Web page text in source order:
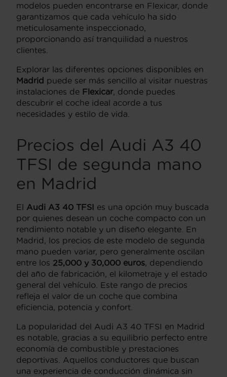
modelos pueden encontrarse en Flexicar, donde
garantizamos que cada vehículo ha sido
meticulosamente inspeccionado,
proporcionando así tranquilidad a nuestros
clientes.
Explorar las diferentes opciones disponibles en
Madrid puede ser más sencillo al visitar nuestras
instalaciones de Flexicar, donde puedes
descubrir el coche ideal acorde a tus
necesidades y estilo de vida.
Precios del Audi A3 40
TFSI de segunda mano
en Madrid
El Audi A3 40 TFSI es una opción muy buscada
por quienes desean un coche compacto con un
rendimiento notable y un diseño elegante. En
Madrid, los precios de este modelo de segunda
mano pueden variar, pero generalmente oscilan
entre los 25,000 y 30,000 euros, dependiendo
del año de fabricación, el kilometraje y el estado
general del vehículo. Este rango de precios
refleja el valor de un coche que combina
eficiencia, potencia y confort.
La popularidad del Audi A3 40 TFSI en Madrid
es notable, gracias a su equilibrio perfecto entre
economía de combustible y prestaciones
deportivas. Aquellos conductores que buscan
una experiencia de conducción dinámica sin